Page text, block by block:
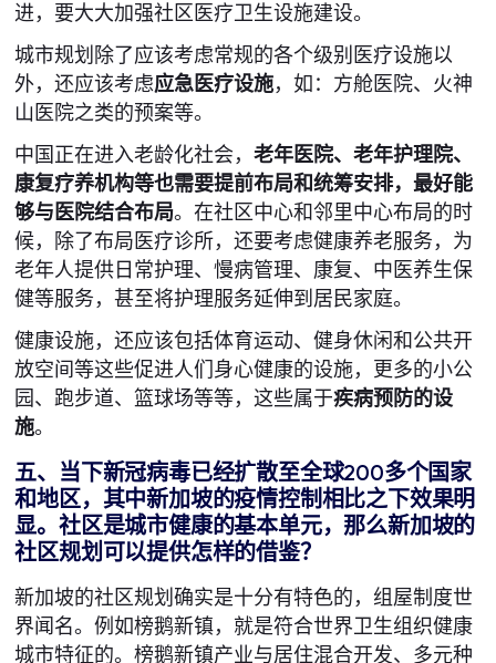
进，要大大加强社区医疗卫生设施建设。
城市规划除了应该考虑常规的各个级别医疗设施以
外，还应该考虑应急医疗设施，如：方舱医院、火神
山医院之类的预案等。
中国正在进入老龄化社会，老年医院、老年护理院、
康复疗养机构等也需要提前布局和统筹安排，最好能
够与医院结合布局。在社区中心和邻里中心布局的时
候，除了布局医疗诊所，还要考虑健康养老服务，为
老年人提供日常护理、慢病管理、康复、中医养生保
健等服务，甚至将护理服务延伸到居民家庭。
健康设施，还应该包括体育运动、健身休闲和公共开
放空间等这些促进人们身心健康的设施，更多的小公
园、跑步道、篮球场等等，这些属于疾病预防的设
施。
五、当下新冠病毒已经扩散至全球200多个国家
和地区，其中新加坡的疫情控制相比之下效果明
显。社区是城市健康的基本单元，那么新加坡的
社区规划可以提供怎样的借鉴？
新加坡的社区规划确实是十分有特色的，组屋制度世
界闻名。例如榜鹅新镇，就是符合世界卫生组织健康
城市特征的。榜鹅新镇产业与居住混合开发、多元种